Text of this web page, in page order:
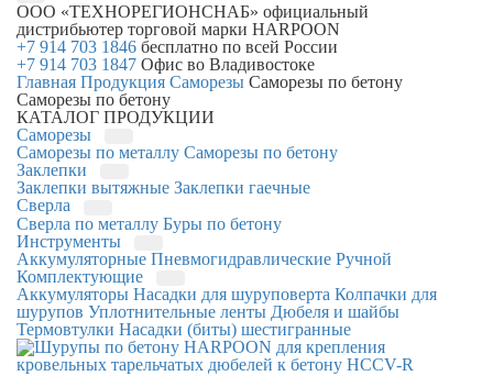
ООО «ТЕХНОРЕГИОНСНАБ» официальный
дистрибьютер торговой марки HARPOON
+7 914 703 1846 бесплатно по всей России
+7 914 703 1847 Офис во Владивостоке
Главная Продукция Саморезы Саморезы по бетону
Саморезы по бетону
КАТАЛОГ ПРОДУКЦИИ
Саморезы
Саморезы по металлу Саморезы по бетону
Заклепки
Заклепки вытяжные Заклепки гаечные
Сверла
Сверла по металлу Буры по бетону
Инструменты
Аккумуляторные Пневмогидравлические Ручной
Комплектующие
Аккумуляторы Насадки для шуруповерта Колпачки для
шурупов Уплотнительные ленты Дюбеля и шайбы
Термовтулки Насадки (биты) шестигранные